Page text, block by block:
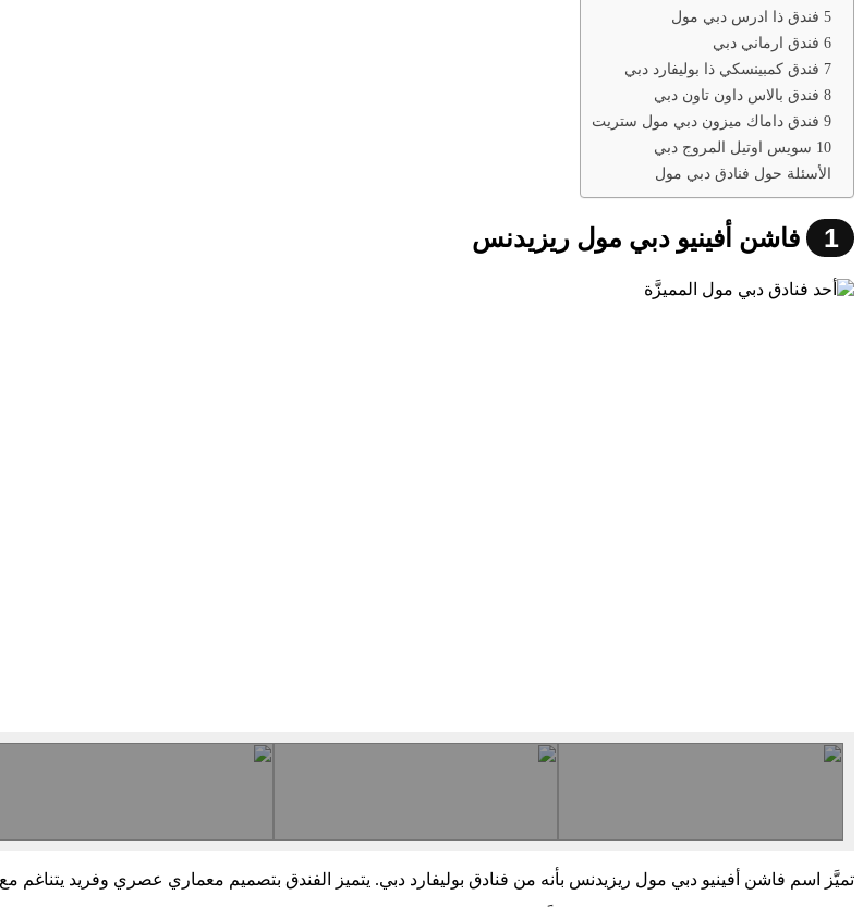
5 فندق ذا ادرس دبي مول
6 فندق ارماني دبي
7 فندق كمبينسكي ذا بوليفارد دبي
8 فندق بالاس داون تاون دبي
9 فندق داماك ميزون دبي مول ستريت
10 سويس اوتيل المروج دبي
الأسئلة حول فنادق دبي مول
1 فاشن أفينيو دبي مول ريزيدنس
تميَّز اسم فاشن أفينيو دبي مول ريزيدنس بأنه من فنادق بوليفارد دبي. يتميز الفندق بتصميم معماري عصري وفريد يتناغم مع